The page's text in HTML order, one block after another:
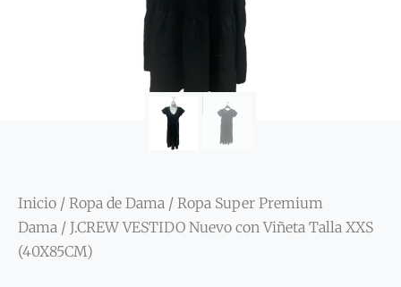
Inicio / Ropa de Dama / Ropa Super Premium
Dama / J.CREW VESTIDO Nuevo con Viñeta Talla XXS
(40X85CM)